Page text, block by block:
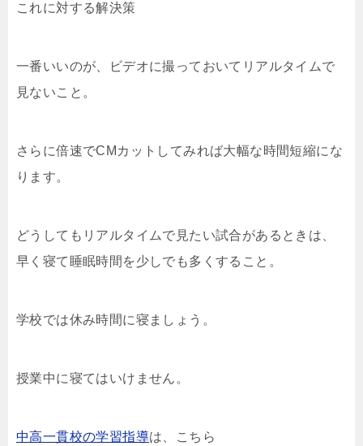
これに対する解決策
一番いいのが、ビデオに撮っておいてリアルタイムで
見ないこと。
さらに倍速でCMカットしてみれば大幅な時間短縮にな
ります。
どうしてもリアルタイムで見たい試合があるときは、
早く寝て睡眠時間を少しでも多くすること。
学校では休み時間に寝ましょう。
授業中に寝てはいけません。
中高一貫校の学習指導は、こちら